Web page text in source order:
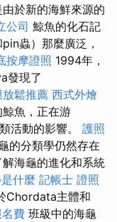
於新的海鮮來源的
公司 鯨魚的化石記
蟲）那麼廣泛，
按摩證照 1994年，
發現了
鬆推薦 西式外燴
魚，正在游
活動的影響。 護照
的分類學仍然存在
海龜的進化和系統
什麼 記帳士 證照
Chordata主體和
費 班級中的海龜